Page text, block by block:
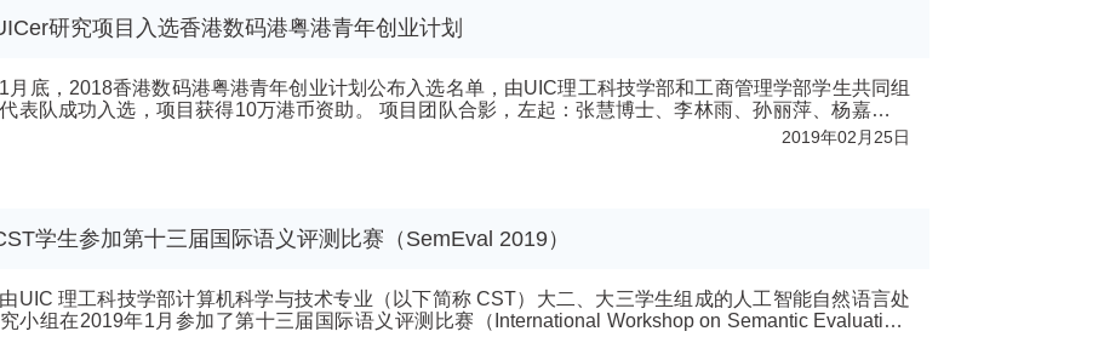
研究项目入选香港数码港粤港青年创业计划
月底，2018香港数码港粤港青年创业计划公布入选名单，由UIC理工科技学部和工商管理学部学生共同组
成功入选，项目获得10万港币资助。 项目团队合影，左起：张慧博士、李林雨、孙丽萍、杨嘉宇、
2019年02月25日
学生参加第十三届国际语义评测比赛（SemEval 2019）
UIC 理工科技学部计算机科学与技术专业（以下简称 CST）大二、大三学生组成的人工智能自然语言处
小组在2019年1月参加了第十三届国际语义评测比赛（International Workshop on Semantic Evaluation;